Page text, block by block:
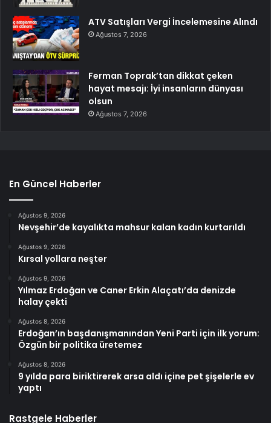
ATV Satışları Vergi İncelemesine Alındı
Ağustos 7, 2026
Ferman Toprak’tan dikkat çeken
hayat mesajı: İyi insanların dünyası
olsun
Ağustos 7, 2026
En Güncel Haberler
Ağustos 9, 2026
Nevşehir’de kayalıkta mahsur kalan kadın kurtarıldı
Ağustos 9, 2026
Kırsal yollara neşter
Ağustos 9, 2026
Yılmaz Erdoğan ve Caner Erkin Alaçatı’da denizde
halay çekti
Ağustos 8, 2026
Erdoğan’ın başdanışmanından Yeni Parti için ilk yorum:
Özgün bir politika üretemez
Ağustos 8, 2026
9 yılda para biriktirerek arsa aldı içine pet şişelerle ev
yaptı
Rastgele Haberler